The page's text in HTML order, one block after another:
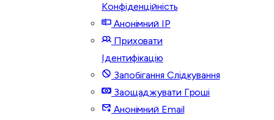
Конфіденційність
Анонімний IP
Приховати
Ідентифікацію
Запобігання Слідкування
Заощаджувати Гроші
Анонімний Email